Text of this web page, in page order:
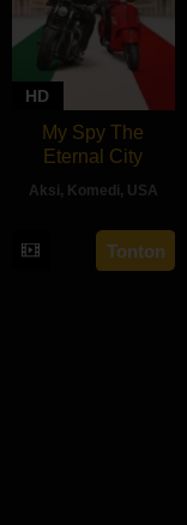
HD
My Spy The
Eternal City
Aksi, Komedi, USA
18
Jul
Peter
Segal
Tonton